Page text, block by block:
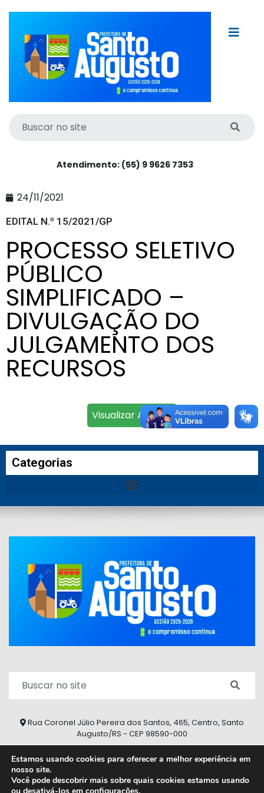
Atendimento: (55) 9 9626 7353
24/11/2021
EDITAL N.º 15/2021/GP
PROCESSO SELETIVO
PÚBLICO
SIMPLIFICADO –
DIVULGAÇÃO DO
JULGAMENTO DOS
RECURSOS
Visualizar Arquivo
Categorias
Rua Coronel Júlio Pereira dos Santos, 465, Centro, Santo
Augusto/RS - CEP 98590-000
Estamos usando cookies para oferecer a melhor experiência em
nosso site.
Você pode descobrir mais sobre quais cookies estamos usando